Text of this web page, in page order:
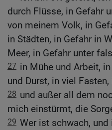
durch Flüsse, in Gefahr
von meinem Volk, in
in Städten, in Gefahr in
Meer, in Gefahr unter
27 in Mühe und Arbeit,
und Durst, in viel
28 und außer all dem
mich einstürmt, die
29 Wer ist schwach,